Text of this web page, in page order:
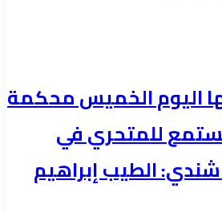
اليوم الخميس محكمة
للمتحري في
الطيب إبراهيم